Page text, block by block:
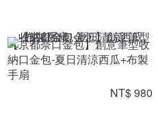
【京都奈口金包】創意筆型收
納口金包-夏日清涼西瓜+布製
手扇
NT$ 980